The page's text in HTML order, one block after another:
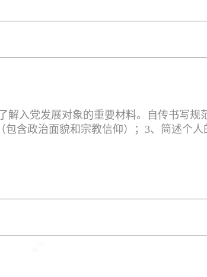
入党发展对象的重要材料。自传书写规
含政治面貌和宗教信仰）；3、简述个人